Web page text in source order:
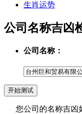
生肖运势
公司名称吉凶
公司名称：
您公司的名称吉凶